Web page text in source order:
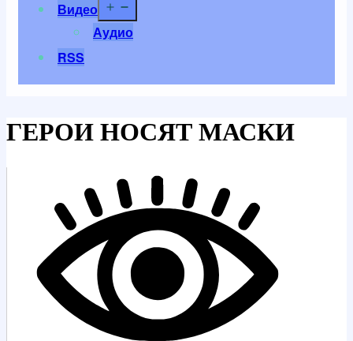
Видео
Аудио
RSS
ГЕРОИ НОСЯТ МАСКИ